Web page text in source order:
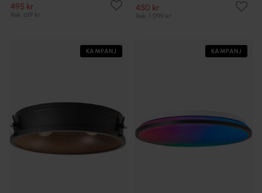
495 kr
Rek. 619 kr
450 kr
Rek. 1 099 kr
KAMPANJ KAMPANJ